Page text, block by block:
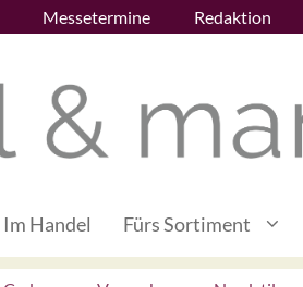
Messetermine Redaktion
Im Handel Fürs Sortiment